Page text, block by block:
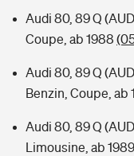
Audi 80, 89 Q
Coupe, ab 1988
Audi 80, 89 Q
Benzin, Coupe, ab
Audi 80, 89 Q
Limousine, ab 1989